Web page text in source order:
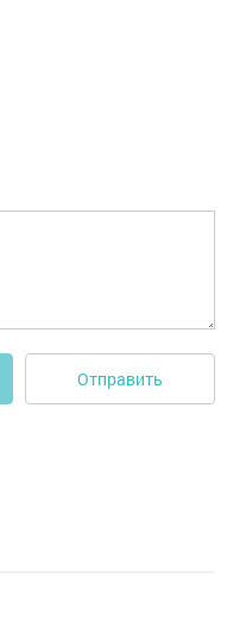
Отправить